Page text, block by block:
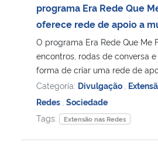
programa Era Rede Que
oferece rede de apoio a
O programa Era Rede Que Me
encontros, rodas de conversa
forma de criar uma rede de
Categoria: Divulgação
Redes Sociedade
Tags:
Extensão nas Redes